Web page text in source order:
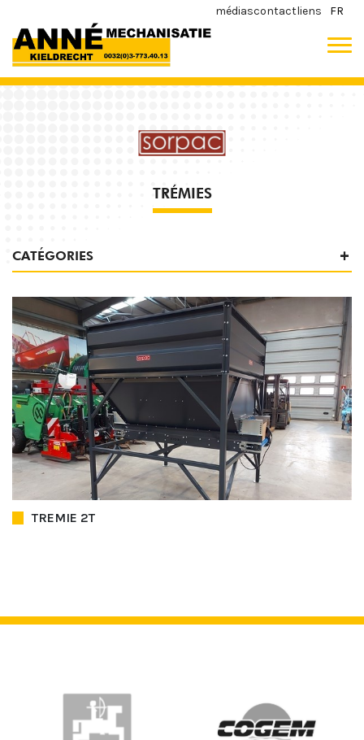
médiascontactliens FR
TRÉMIES
CATÉGORIES
TREMIE 2T